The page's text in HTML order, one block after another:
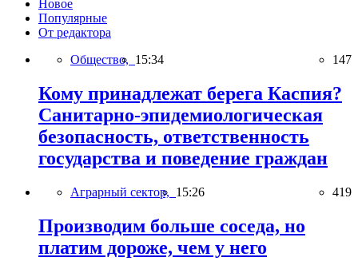
Новое
Популярные
От редактора
Общество, 15:34 147
Кому принадлежат берега Каспия?
Санитарно-эпидемиологическая
безопасность, ответственность
государства и поведение граждан
Аграрный сектор, 15:26 419
Производим больше соседа, но
платим дороже, чем у него